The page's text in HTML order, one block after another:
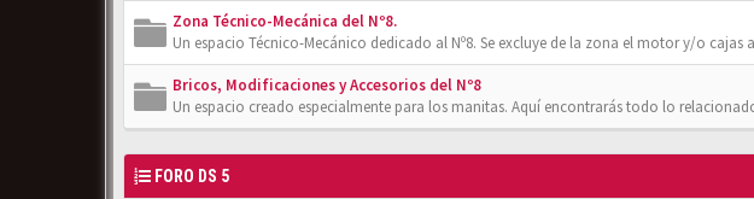
Zona Técnico-Mecánica del Nº8.
Un espacio Técnico-Mecánico dedicado al Nº8. Se excluye de la zona el motor y/o cajas
Bricos, Modificaciones y Accesorios del Nº8
Un espacio creado especialmente para los manitas. Aquí encontrarás todo lo
FORO DS 5